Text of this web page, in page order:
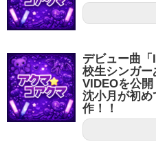
デビュー曲
校生シンガ
VIDEOを公開
沈小月が初め
作！！